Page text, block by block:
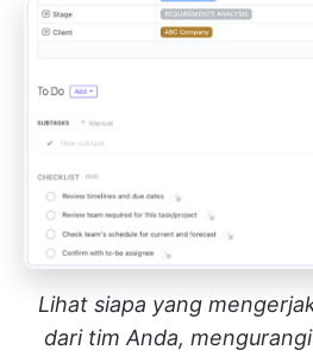
Lihat siapa yang
dari tim Anda,